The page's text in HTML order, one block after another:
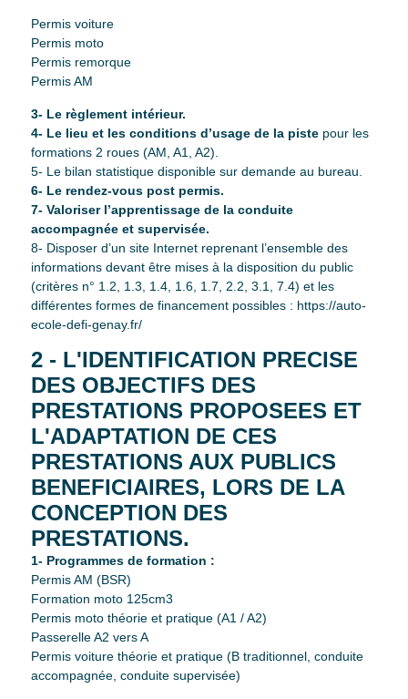
Permis voiture
Permis moto
Permis remorque
Permis AM
3- Le règlement intérieur.
4- Le lieu et les conditions d’usage de la piste pour les
formations 2 roues (AM, A1, A2).
5- Le bilan statistique disponible sur demande au bureau.
6- Le rendez-vous post permis.
7- Valoriser l’apprentissage de la conduite
accompagnée et supervisée.
8- Disposer d’un site Internet reprenant l’ensemble des
informations devant être mises à la disposition du public
(critères n° 1.2, 1.3, 1.4, 1.6, 1.7, 2.2, 3.1, 7.4) et les
différentes formes de financement possibles : https://auto-
ecole-defi-genay.fr/
2 - L'IDENTIFICATION PRECISE
DES OBJECTIFS DES
PRESTATIONS PROPOSEES ET
L'ADAPTATION DE CES
PRESTATIONS AUX PUBLICS
BENEFICIAIRES, LORS DE LA
CONCEPTION DES
PRESTATIONS.
1- Programmes de formation :
Permis AM (BSR)
Formation moto 125cm3
Permis moto théorie et pratique (A1 / A2)
Passerelle A2 vers A
Permis voiture théorie et pratique (B traditionnel, conduite
accompagnée, conduite supervisée)